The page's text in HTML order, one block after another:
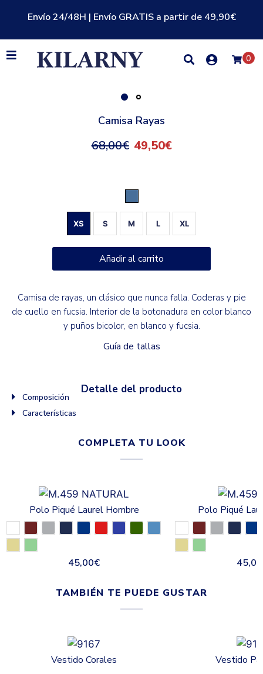
Envío 24/48H | Envío GRATIS a partir de 49,90€
0
Camisa Rayas
68,00€ 49,50€
Azul
XS S M L XL
Añadir al carrito
Camisa de rayas, un clásico que nunca falla. Coderas y pie
de cuello en fucsia. Interior de la botonadura en color blanco
y puños bicolor, en blanco y fucsia.
Guía de tallas
Detalle del producto
Composición
Características
COMPLETA TU LOOK
Polo Piqué Laurel Hombre
45,00€
Polo Piqué
45,00
TAMBIÉN TE PUEDE GUSTAR
Vestido Corales Vestido